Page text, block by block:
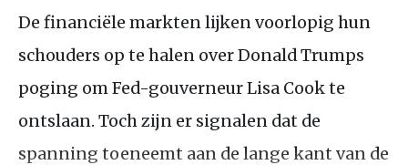
De financiële markten lijken voorlopig hun
schouders op te halen over Donald Trumps
poging om Fed-gouverneur Lisa Cook te
ontslaan. Toch zijn er signalen dat de
spanning toeneemt aan de lange kant van de